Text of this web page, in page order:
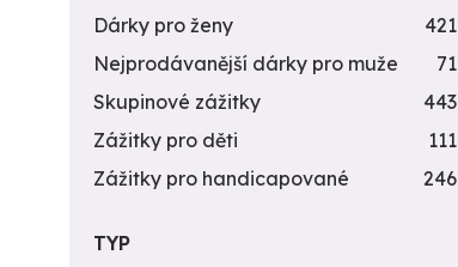
Dárky pro ženy
421
Nejprodávanější dárky pro muže
71
Skupinové zážitky
443
Zážitky pro děti
111
Zážitky pro handicapované
246
TYP